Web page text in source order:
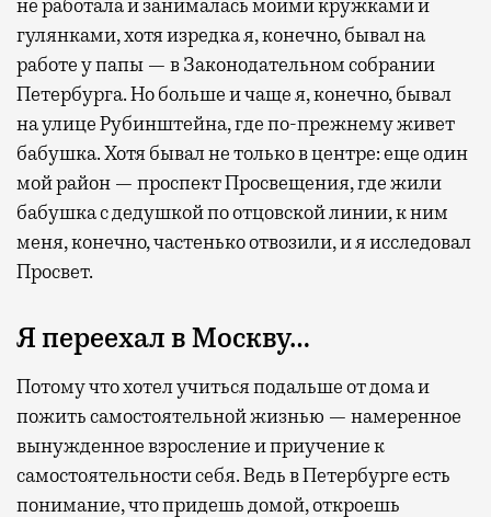
не работала и занималась моими кружками и
гулянками, хотя изредка я, конечно, бывал на
работе у папы — в Законодательном собрании
Петербурга. Но больше и чаще я, конечно, бывал
на улице Рубинштейна, где по-прежнему живет
бабушка. Хотя бывал не только в центре: еще один
мой район — проспект Просвещения, где жили
бабушка с дедушкой по отцовской линии, к ним
меня, конечно, частенько отвозили, и я исследовал
Просвет.
Я переехал в Москву…
Потому что хотел учиться подальше от дома и
пожить самостоятельной жизнью — намеренное
вынужденное взросление и приучение к
самостоятельности себя. Ведь в Петербурге есть
понимание, что придешь домой, откроешь